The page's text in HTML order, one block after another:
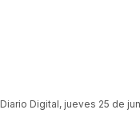
Diario Digital, jueves 25 de